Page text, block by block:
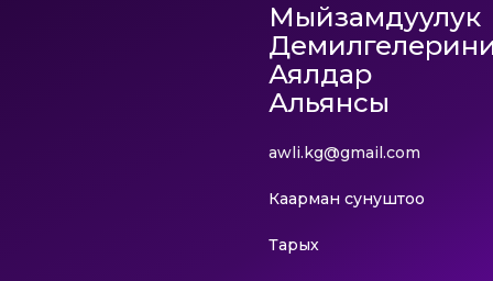
Мыйзамдуулук
Аялдар
Альянсы
awli.kg@gmail.com
Каарман сунуштоо
Тарых